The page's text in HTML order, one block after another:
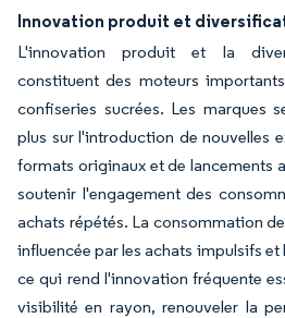
Innovation produit et
L'innovation produit et la
constituent des moteurs
confiseries sucrées. Les marques
plus sur l'introduction de nouvelles
formats originaux et de lancements
soutenir l'engagement des
achats répétés. La consommation
influencée par les achats impulsifs
ce qui rend l'innovation fréquente
visibilité en rayon, renouveler la